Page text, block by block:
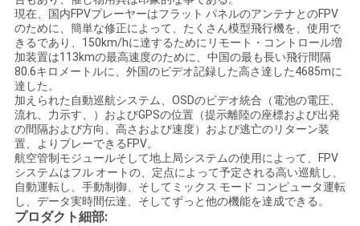
を
要
求
し
な
さ
い
現在、国内FPVプレーヤーはフラット パネルのアンテナとのFPV
のために、簡単な修正によって、たくさん模型飛行機を、使用で
きるであり、150km/hに達するためにリモート・コントロール増
加装置は113kmの最高速度のために、中国の最も長い飛行間隔
80.6キロメートルに、外国のビデオ記録した高さ達した4685mに
達した。
加えられた自動巡航システム、OSDのビデオ統合（電池の電圧、
流れ、力示す、）およびGPSの位置（提示離陸の座標および出発
の間隔および方向、高さおよび速度）および逃亡のリターン装
置、よりプレーできるFPV。
航空管制モジュールそして地上局システムの使用によって、FPV
システムはフル オートの、定点によって予定される高い巡航し、
自動運転し、手動制御、そしてミックス モード コンピュータ運転
し、データ実時間伝達、そしてずっと他の機能を達成できる。
プロダクト細部: